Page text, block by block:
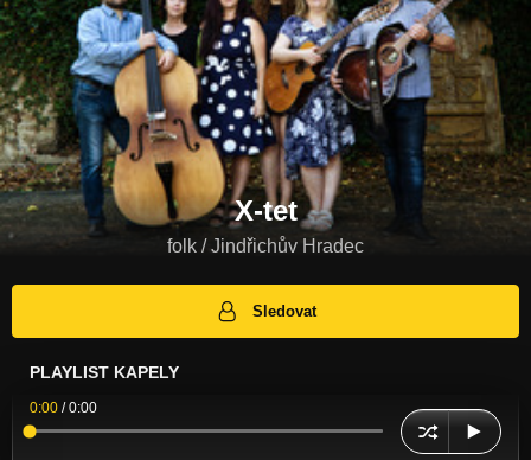
X-tet
folk / Jindřichův Hradec
Sledovat
PLAYLIST KAPELY
0:00 /0:00